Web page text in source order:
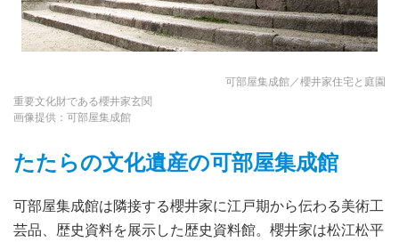
可部屋集成館／櫻井家住宅と庭園
重要文化財である櫻井家玄関
画像提供：可部屋集成館
たたらの文化遺産の可部屋集成館
可部屋集成館は隣接する櫻井家に江戸期から伝わる美術工
芸品、歴史資料を展示した歴史資料館。櫻井家は松江松平